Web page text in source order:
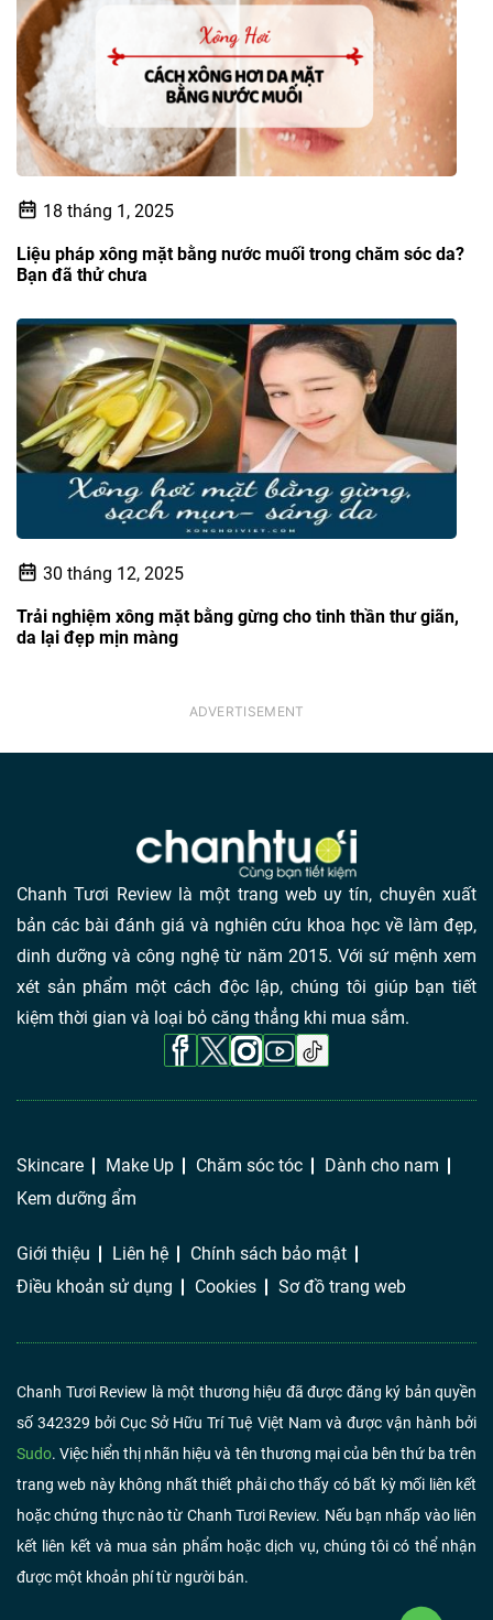
18 tháng 1, 2025
Liệu pháp xông mặt bằng nước muối trong chăm sóc da?
Bạn đã thử chưa
30 tháng 12, 2025
Trải nghiệm xông mặt bằng gừng cho tinh thần thư giãn,
da lại đẹp mịn màng
Chanh Tươi Review là một trang web uy tín, chuyên xuất
bản các bài đánh giá và nghiên cứu khoa học về làm đẹp,
dinh dưỡng và công nghệ từ năm 2015. Với sứ mệnh xem
xét sản phẩm một cách độc lập, chúng tôi giúp bạn tiết
kiệm thời gian và loại bỏ căng thẳng khi mua sắm.
Skincare Make Up Chăm sóc tóc
Dành cho nam
Kem dưỡng ẩm
Giới thiệu Liên hệ
Chính sách bảo mật
Điều khoản sử dụng
Cookies Sơ đồ trang web
Chanh Tươi Review là một thương hiệu đã được đăng ký bản quyền
số 342329 bởi Cục Sở Hữu Trí Tuệ Việt Nam và được vận hành bởi
Sudo. Việc hiển thị nhãn hiệu và tên thương mại của bên thứ ba trên
trang web này không nhất thiết phải cho thấy có bất kỳ mối liên kết
hoặc chứng thực nào từ Chanh Tươi Review. Nếu bạn nhấp vào liên
kết liên kết và mua sản phẩm hoặc dịch vụ, chúng tôi có thể nhận
được một khoản phí từ người bán.